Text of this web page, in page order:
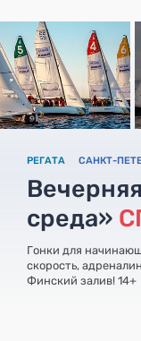
РЕГАТА САНКТ-
среда»
Гонки для
скорость,
Финский залив! 14+